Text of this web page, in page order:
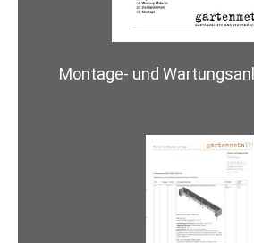
Montage- und